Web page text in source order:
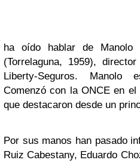
ha oído hablar de Manolo
(Torrelaguna, 1959),
Liberty-Seguros.
Comenzó con la ONCE en
que destacaron desde un
Por sus manos han pasado
Ruiz Cabestany, Eduardo